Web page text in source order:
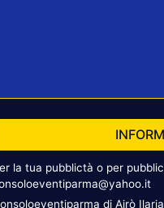
la tua pubblictà o per
di Airò Ilaria